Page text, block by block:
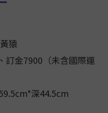
猿
訂金7900（未含國際運
深44.5cm